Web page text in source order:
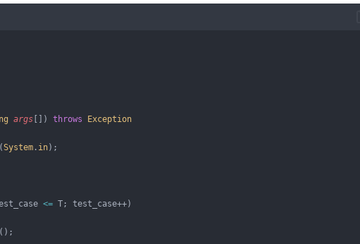
args []) throws
Exception
(System . in);
<= T; test_case++)
();